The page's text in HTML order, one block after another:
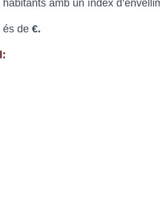
habitants amb un índex
és de €.